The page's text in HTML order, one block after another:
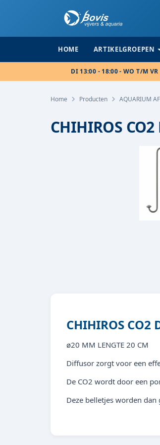
HOME ARTIKELGROEPEN
DI 13:00 - 18:00 - WO T/M VR
Home Producten AQUARIUM
CHIHIROS
CHIHIROS CO2
ø20 MM LENGTE 20 CM
Diffusor zorgt voor een
De CO2 wordt door een
Deze belletjes worden